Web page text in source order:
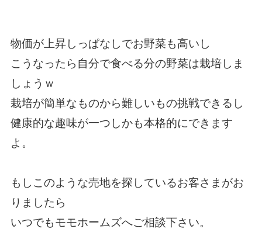
物価が上昇しっぱなしでお野菜も高いし
こうなったら自分で食べる分の野菜は栽培しま
しょうｗ
栽培が簡単なものから難しいもの挑戦できるし
健康的な趣味が一つしかも本格的にできます
よ。
もしこのような売地を探しているお客さまがお
りましたら
いつでもモモホームズへご相談下さい。